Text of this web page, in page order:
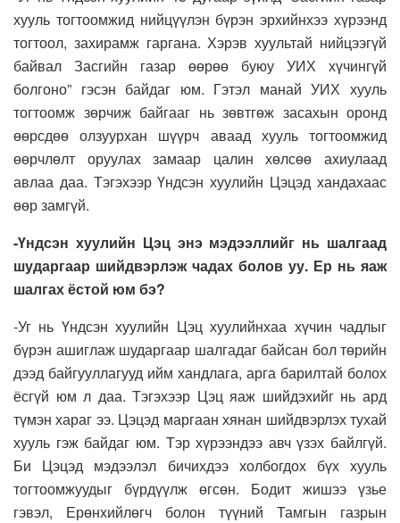
хууль тогтоомжид нийцүүлэн бүрэн эрхийнхээ хүрээнд
тогтоол, захирамж гаргана. Хэрэв хуультай нийцээгүй
байвал Засгийн газар өөрөө буюу УИХ хүчингүй
болгоно” гэсэн байдаг юм. Гэтэл манай УИХ хууль
тогтоомж зөрчиж байгааг нь зөвтгөж засахын оронд
өөрсдөө олзуурхан шүүрч аваад хууль тогтоомжид
өөрчлөлт оруулах замаар цалин хөлсөө ахиулаад
авлаа даа. Тэгэхээр Үндсэн хуулийн Цэцэд хандахаас
өөр замгүй.
-Үндсэн хуулийн Цэц энэ мэдээллийг нь шалгаад
шударгаар шийдвэрлэж чадах болов уу. Ер нь яаж
шалгах ёстой юм бэ?
-Уг нь Үндсэн хуулийн Цэц хуулийнхаа хүчин чадлыг
бүрэн ашиглаж шударгаар шалгадаг байсан бол төрийн
дээд байгууллагууд ийм хандлага, арга барилтай болох
ёсгүй юм л даа. Тэгэхээр Цэц яаж шийдэхийг нь ард
түмэн хараг ээ. Цэцэд маргаан хянан шийдвэрлэх тухай
хууль гэж байдаг юм. Тэр хүрээндээ авч үзэх байлгүй.
Би Цэцэд мэдээлэл бичихдээ холбогдох бүх хууль
тогтоомжуудыг бүрдүүлж өгсөн. Бодит жишээ үзье
гэвэл, Ерөнхийлөгч болон түүний Тамгын газрын